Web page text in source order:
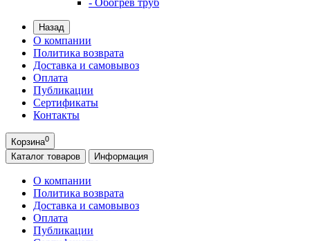
- Обогрев труб
Назад
О компании
Политика возврата
Доставка и самовывоз
Оплата
Публикации
Сертификаты
Контакты
Корзина0
Каталог товаров Информация
О компании
Политика возврата
Доставка и самовывоз
Оплата
Публикации